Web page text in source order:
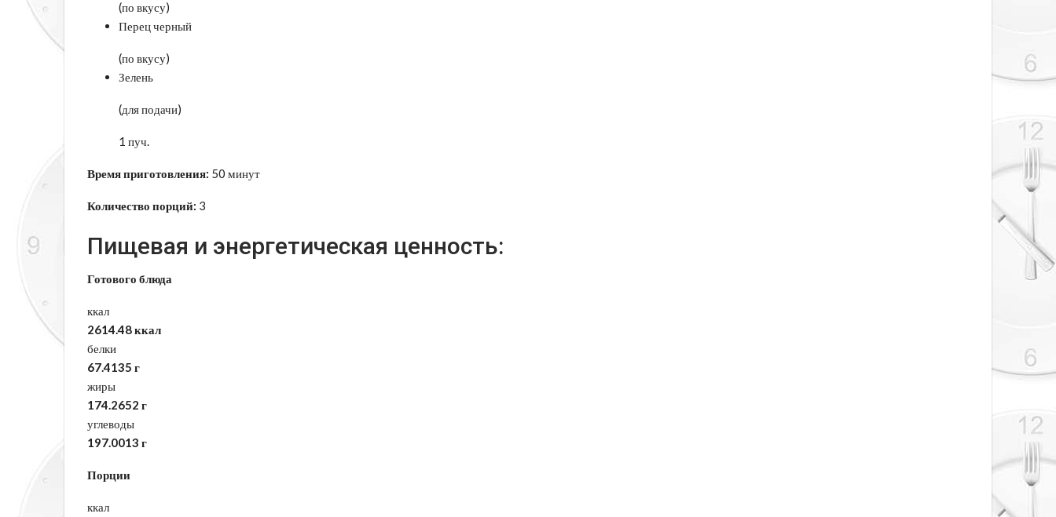
(по вкусу)
Перец черный
(по вкусу)
Зелень
(для подачи)
1 пуч.
Время приготовления: 50 минут
Количество порций: 3
Пищевая и энергетическая ценность:
Готового блюда
ккал
2614.48 ккал
белки
67.4135 г
жиры
174.2652 г
углеводы
197.0013 г
Порции
ккал